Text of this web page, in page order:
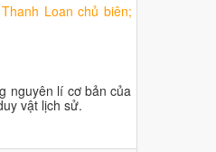
Loan chủ biên;
nguyên lí cơ bản của
vật lịch sử.